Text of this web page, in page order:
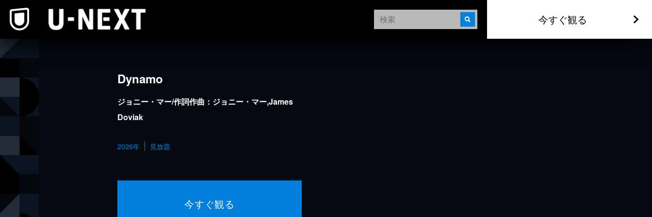
今すぐ観る
Dynamo
ジョニー・マー/作詞作曲：ジョニー・マー,James
Doviak
2026年 見放題
今すぐ観る